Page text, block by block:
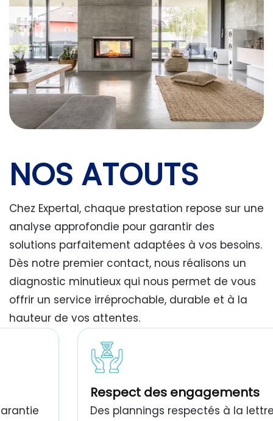
NOS ATOUTS
Chez Expertal, chaque prestation repose sur une
analyse approfondie pour garantir des
solutions parfaitement adaptées à vos besoins.
Dès notre premier contact, nous réalisons un
diagnostic minutieux qui nous permet de vous
offrir un service irréprochable, durable et à la
hauteur de vos attentes.
travaux de peinture bâtiment Tunisie
Respect des engagements
Des plannings respectés à la